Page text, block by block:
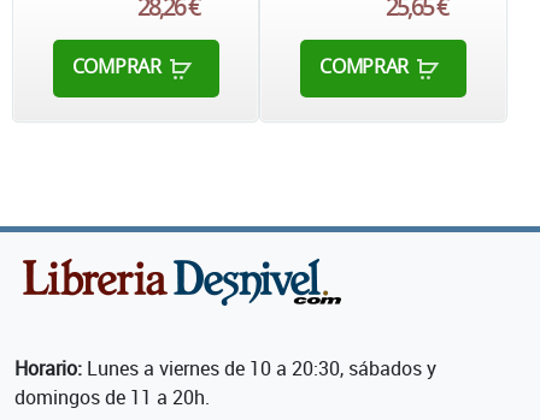
28,26 €
COMPRAR
25,65 €
COMPRAR
Horario: Lunes a viernes de 10 a 20:30, sábados y
domingos de 11 a 20h.